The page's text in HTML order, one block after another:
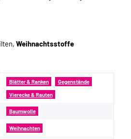
Weihnachtsstoffe
Blätter & Ranken Gegenstände
Vierecke & Rauten
Baumwolle
Weihnachten